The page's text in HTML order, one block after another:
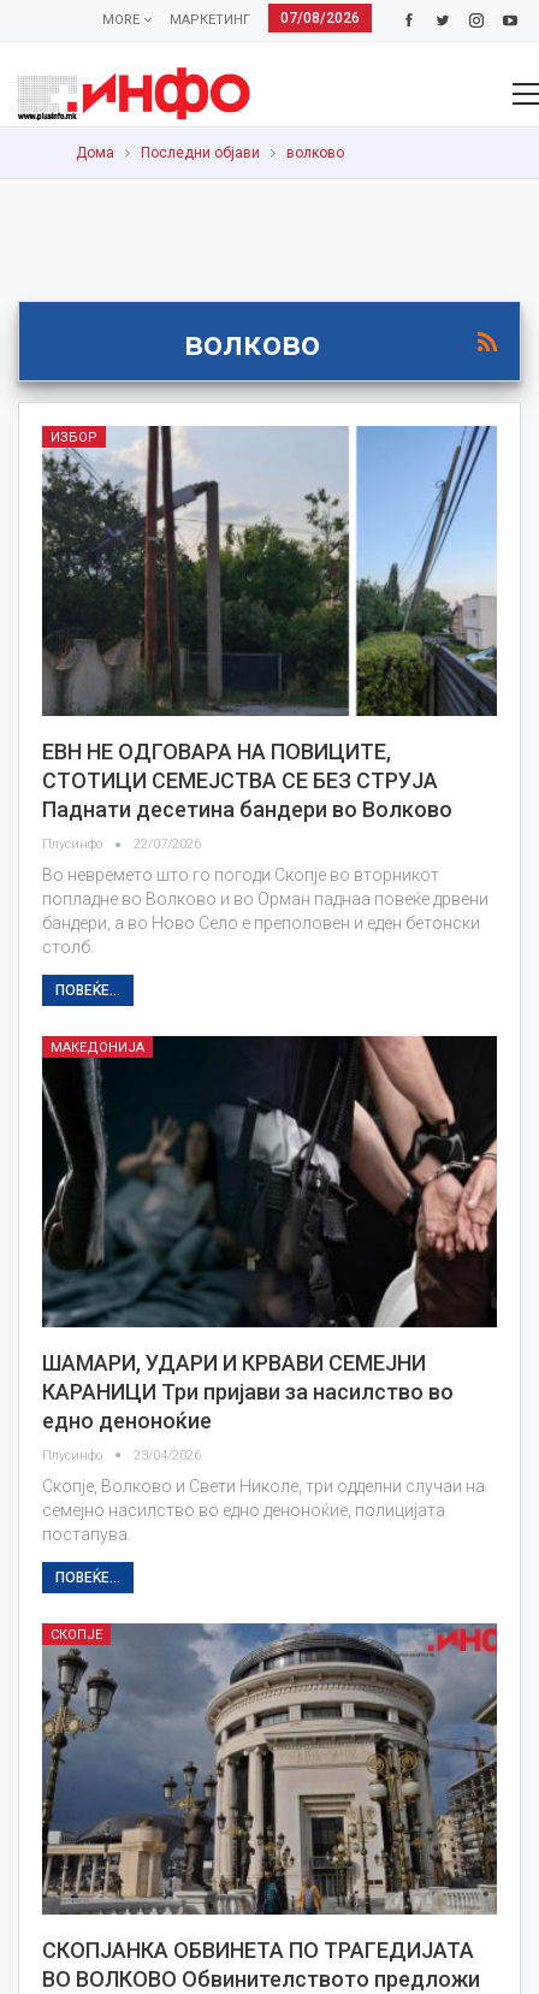
07/08/2026
МАРКЕТИНГ
MORE
Дома Последни објави волково
волково
ИЗБОР
ЕВН НЕ ОДГОВАРА НА ПОВИЦИТЕ,
СТОТИЦИ СЕМЕЈСТВА СЕ БЕЗ СТРУЈА
Паднати десетина бандери во Волково
Плусинфо 22/07/2026
Во невремето што го погоди Скопје во вторникот
попладне во Волково и во Орман паднаа повеќе дрвени
бандери, а во Ново Село е преполовен и еден бетонски
столб.
ПОВЕЌЕ...
МАКЕДОНИЈА
ШАМАРИ, УДАРИ И КРВАВИ СЕМЕЈНИ
КАРАНИЦИ Три пријави за насилство во
едно деноноќие
Плусинфо 23/04/2026
Скопје, Волково и Свети Николе, три одделни случаи на
семејно насилство во едно деноноќие, полицијата
постапува.
ПОВЕЌЕ...
СКОПЈЕ
СКОПЈАНКА ОБВИНЕТА ПО ТРАГЕДИЈАТА
ВО ВОЛКОВО Обвинителството предложи